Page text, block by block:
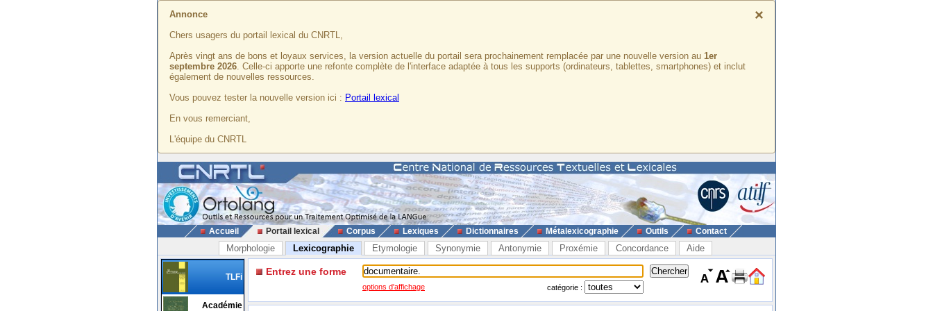
×
Annonce
Chers usagers du portail lexical du CNRTL,
Après vingt ans de bons et loyaux services, la version actuelle du portail sera prochainement remplacée par une nouvelle version au 1er
septembre 2026. Celle-ci apporte une refonte complète de l'interface adaptée à tous les supports (ordinateurs, tablettes, smartphones) et inclut
également de nouvelles ressources.
Vous pouvez tester la nouvelle version ici : Portail lexical
En vous remerciant,
L'équipe du CNRTL
Accueil Portail lexical Corpus Lexiques Dictionnaires Métalexicographie Outils Contact
Morphologie Lexicographie Etymologie Synonymie Antonymie Proxémie Concordance Aide
TLFi
Académie
Entrez une forme
options d'affichage catégorie :